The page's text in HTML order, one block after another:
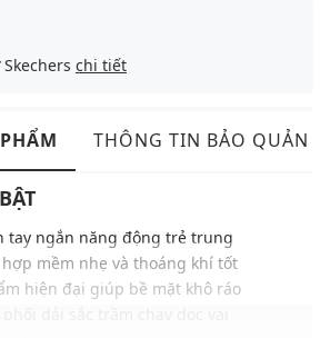
chi tiết
THÔNG TIN BẢO QUẢN
tay ngắn năng động trẻ trung
mềm nhẹ và thoáng khí tốt
hiện đại giúp bề mặt khô ráo